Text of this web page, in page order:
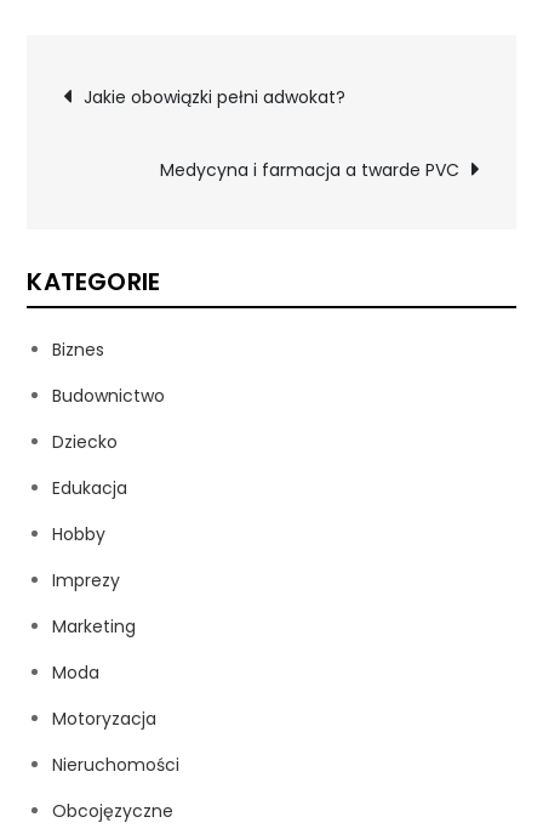
Nawigacja
wpisu
Jakie obowiązki pełni adwokat?
Medycyna i farmacja a twarde PVC
KATEGORIE
Biznes
Budownictwo
Dziecko
Edukacja
Hobby
Imprezy
Marketing
Moda
Motoryzacja
Nieruchomości
Obcojęzyczne